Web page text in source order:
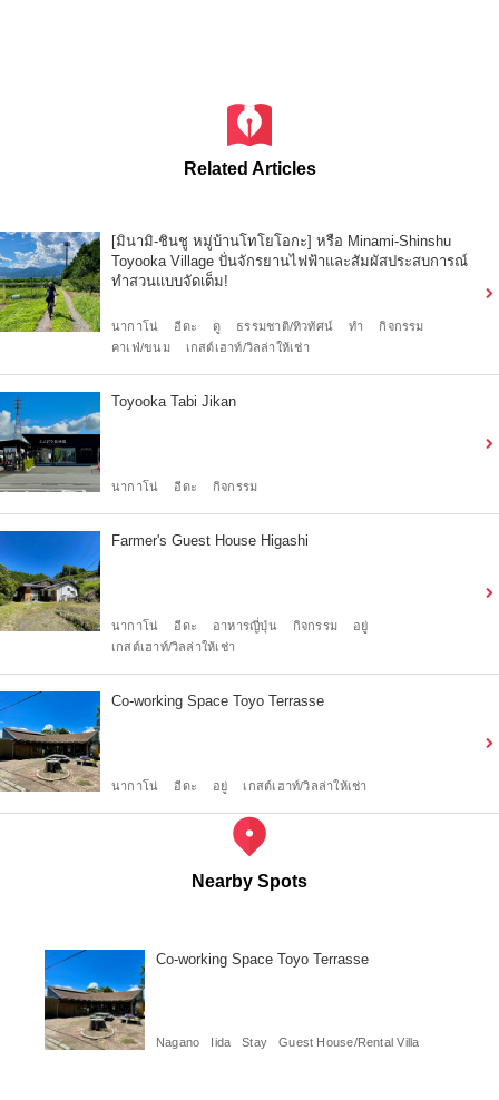
Related Articles
[มินามิ-ชินชู หมู่บ้านโทโยโอกะ] หรือ Minami-Shinshu
Toyooka Village ปั่นจักรยานไฟฟ้าและสัมผัสประสบการณ์
ทำสวนแบบจัดเต็ม!
นากาโน่ อีดะ ดู ธรรมชาติ/ทิวทัศน์ ทำ
กิจกรรม
คาเฟ่/ขนม
เกสต์เฮาท์/วิลล่าให้เช่า
Toyooka Tabi Jikan
นากาโน่ อีดะ กิจกรรม
Farmer's Guest House Higashi
นากาโน่ อีดะ อาหารญี่ปุ่น กิจกรรม
อยู่
เกสต์เฮาท์/วิลล่าให้เช่า
Co-working Space Toyo Terrasse
นากาโน่ อีดะ อยู่ เกสต์เฮาท์/วิลล่าให้เช่า
Nearby Spots
Co-working Space Toyo Terrasse
Nagano Iida Stay Guest House/Rental Villa